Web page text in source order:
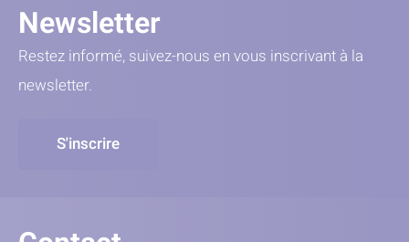
Newsletter
Restez informé, suivez-nous en vous inscrivant à la
newsletter.
S'inscrire